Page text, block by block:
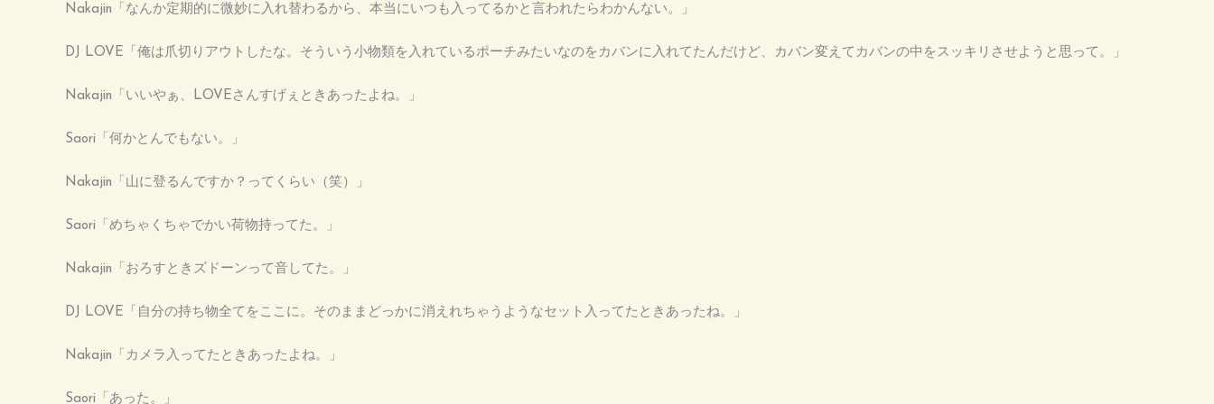
Nakajin「なんか定期的に微妙に入れ替わるから、本当にいつも入ってるかと言われたらわかんない。」
DJ LOVE「俺は爪切りアウトしたな。そういう小物類を入れているポーチみたいなのをカバンに入れてたんだけど、カバン変えてカバンの中をスッキリさせようと思って。」
Nakajin「いいやぁ、LOVEさんすげぇときあったよね。」
Saori「何かとんでもない。」
Nakajin「山に登るんですか？ってくらい（笑）」
Saori「めちゃくちゃでかい荷物持ってた。」
Nakajin「おろすときズドーンって音してた。」
DJ LOVE「自分の持ち物全てをここに。そのままどっかに消えれちゃうようなセット入ってたときあったね。」
Nakajin「カメラ入ってたときあったよね。」
Saori「あった。」